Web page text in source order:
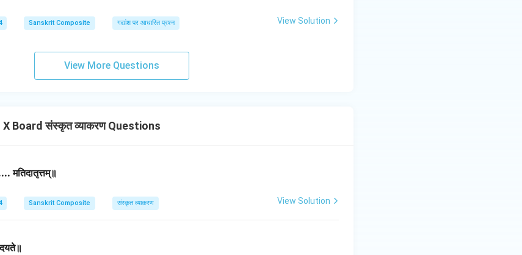
Sanskrit Composite गद्यांश पर आधारित प्रश्न View Solution
View More Questions
Board संस्कृत व्याकरण Questions
मतिदातृत्तम्॥
Sanskrit Composite संस्कृत व्याकरण View Solution